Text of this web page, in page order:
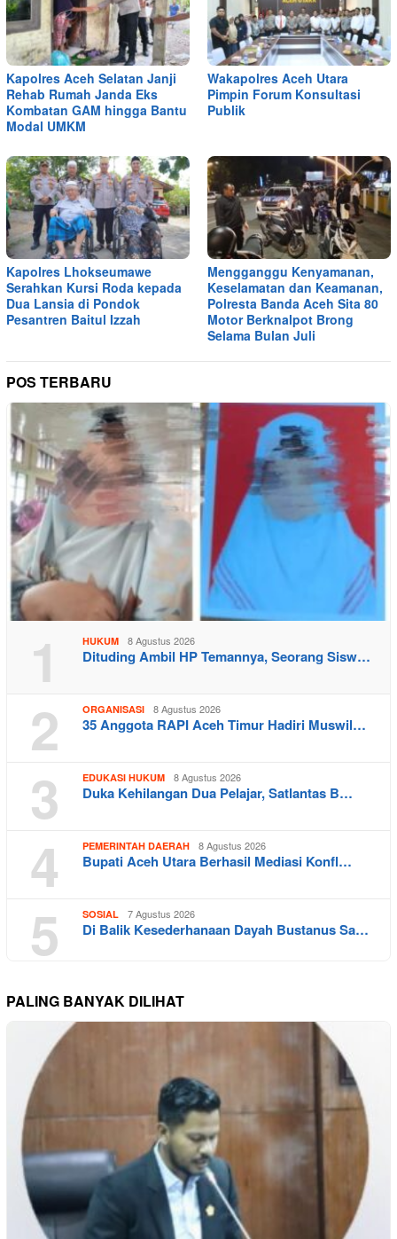
Kapolres Aceh Selatan Janji
Rehab Rumah Janda Eks
Kombatan GAM hingga Bantu
Modal UMKM
Wakapolres Aceh Utara
Pimpin Forum Konsultasi
Publik
Kapolres Lhokseumawe
Serahkan Kursi Roda kepada
Dua Lansia di Pondok
Pesantren Baitul Izzah
Mengganggu Kenyamanan,
Keselamatan dan Keamanan,
Polresta Banda Aceh Sita 80
Motor Berknalpot Brong
Selama Bulan Juli
POS TERBARU
1 HUKUM 8 Agustus 2026
Dituding Ambil HP Temannya, Seorang Sisw…
2 ORGANISASI 8 Agustus 2026
35 Anggota RAPI Aceh Timur Hadiri Muswil…
3 EDUKASI HUKUM 8 Agustus 2026
Duka Kehilangan Dua Pelajar, Satlantas B…
4 PEMERINTAH DAERAH 8 Agustus 2026
Bupati Aceh Utara Berhasil Mediasi Konfl…
5 SOSIAL 7 Agustus 2026
Di Balik Kesederhanaan Dayah Bustanus Sa…
PALING BANYAK DILIHAT